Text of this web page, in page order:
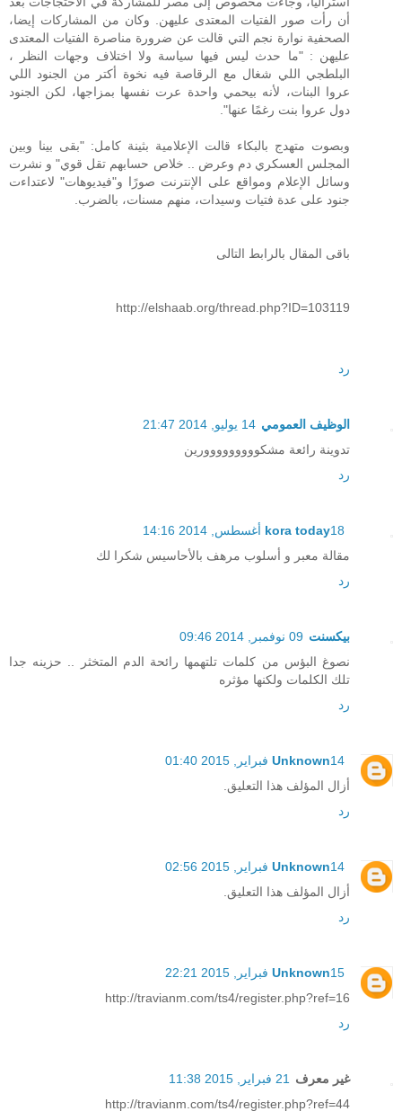
أن رأت صور الفتيات المعتدى عليهن. وكان من المشاركات إيضا،
الصحفية نوارة نجم التي قالت عن ضرورة مناصرة الفتيات المعتدى
عليهن : "ما حدث ليس فيها سياسة ولا اختلاف وجهات النظر ،
البلطجي اللي شغال مع الرقاصة فيه نخوة أكتر من الجنود اللي
عروا البنات، لأنه بيحمي واحدة عرت نفسها بمزاجها، لكن الجنود
دول عروا بنت رغمًا عنها".
وبصوت متهدج بالبكاء قالت الإعلامية بثينة كامل: "بقى بينا وبين
المجلس العسكري دم وعرض .. خلاص حسابهم تقل قوي" و نشرت
وسائل الإعلام ومواقع على الإنترنت صورًا و"فيديوهات" لاعتداءت
جنود على عدة فتيات وسيدات، منهم مسنات، بالضرب.
باقى المقال بالرابط التالى
http://elshaab.org/thread.php?ID=103119
رد
الوظيف العمومي 14 يوليو, 2014 21:47
تدوينة رائعة مشكووووووووورين
رد
kora today18 أغسطس, 2014 14:16
مقالة معبر و أسلوب مرهف بالأحاسيس شكرا لك
رد
بيكسنت 09 نوفمبر, 2014 09:46
نصوغ البؤس من كلمات تلتهمها رائحة الدم المتخثر .. حزينه جدا
تلك الكلمات ولكنها مؤثره
رد
Unknown14 فبراير, 2015 01:40
أزال المؤلف هذا التعليق.
رد
Unknown14 فبراير, 2015 02:56
أزال المؤلف هذا التعليق.
رد
Unknown15 فبراير, 2015 22:21
http://travianm.com/ts4/register.php?ref=16
رد
غير معرف
21 فبراير, 2015 11:38
http://travianm.com/ts4/register.php?ref=44